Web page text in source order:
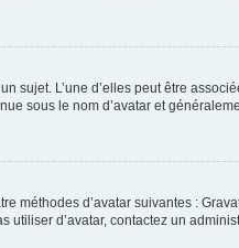
sujet. L’une d’elles peut être
sous le nom d’avatar et
méthodes d’avatar suivantes :
d’avatar, contactez un